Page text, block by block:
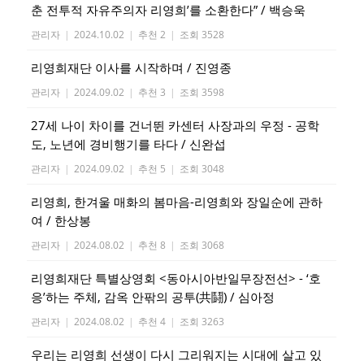
춘 전투적 자유주의자 리영희’를 소환한다” / 백승욱
관리자 | 2024.10.02 | 추천 2 | 조회 3528
리영희재단 이사를 시작하며 / 진영종
관리자 | 2024.09.02 | 추천 3 | 조회 3598
27세 나이 차이를 건너뛴 카센터 사장과의 우정 - 공학
도, 노년에 경비행기를 타다 / 신완섭
관리자 | 2024.09.02 | 추천 5 | 조회 3048
리영희, 한겨울 매화의 봄마음-리영희와 장일순에 관하
여 / 한상봉
관리자 | 2024.08.02 | 추천 8 | 조회 3068
리영희재단 특별상영회 <동아시아반일무장전선> - ‘호
응’하는 주체, 감옥 안팎의 공투(共鬪) / 심아정
관리자 | 2024.08.02 | 추천 4 | 조회 3263
우리는 리영희 선생이 다시 그리워지는 시대에 살고 있